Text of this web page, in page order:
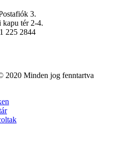
3.
kapu tér 2-4.
225 2844
2020 Minden jog fenntartva